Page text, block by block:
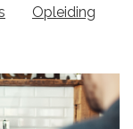
Opleiding